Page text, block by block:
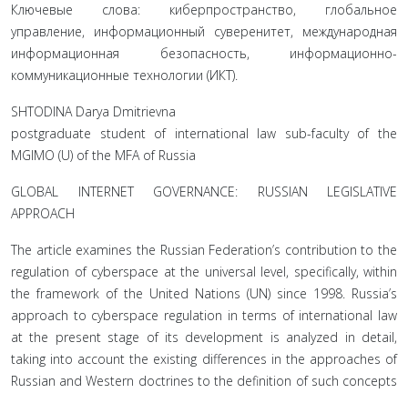
Ключевые слова: киберпространство, глобальное
управление, информационный суверенитет, международная
информационная безопасность, информационно-
коммуникационные технологии (ИКТ).
SHTODINA Darya Dmitrievna
postgraduate student of international law sub-faculty of the
MGIMO (U) of the MFA of Russia
GLOBAL INTERNET GOVERNANCE: RUSSIAN LEGISLATIVE
APPROACH
The article examines the Russian Federation’s contribution to the
regulation of cyberspace at the universal level, specifically, within
the framework of the United Nations (UN) since 1998. Russia’s
approach to cyberspace regulation in terms of international law
at the present stage of its development is analyzed in detail,
taking into account the existing differences in the approaches of
Russian and Western doctrines to the definition of such concepts